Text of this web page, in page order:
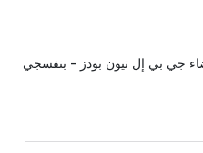
جي بي إل تيون بودز - بنفسجي